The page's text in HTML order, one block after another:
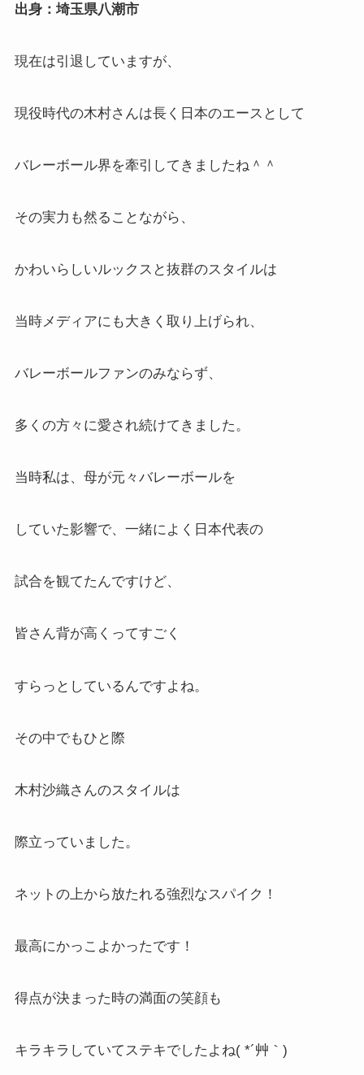
出身：埼玉県八潮市
現在は引退していますが、
現役時代の木村さんは長く日本のエースとして
バレーボール界を牽引してきましたね＾＾
その実力も然ることながら、
かわいらしいルックスと抜群のスタイルは
当時メディアにも大きく取り上げられ、
バレーボールファンのみならず、
多くの方々に愛され続けてきました。
当時私は、母が元々バレーボールを
していた影響で、一緒によく日本代表の
試合を観てたんですけど、
皆さん背が高くってすごく
すらっとしているんですよね。
その中でもひと際
木村沙織さんのスタイルは
際立っていました。
ネットの上から放たれる強烈なスパイク！
最高にかっこよかったです！
得点が決まった時の満面の笑顔も
キラキラしていてステキでしたよね( *´艸｀)